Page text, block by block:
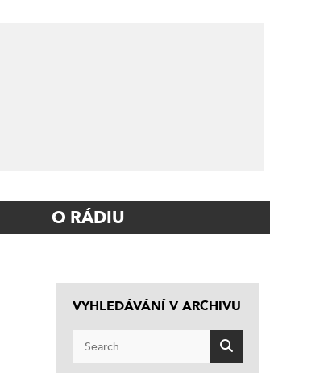
O RÁDIU
VYHLEDÁVÁNÍ V ARCHIVU